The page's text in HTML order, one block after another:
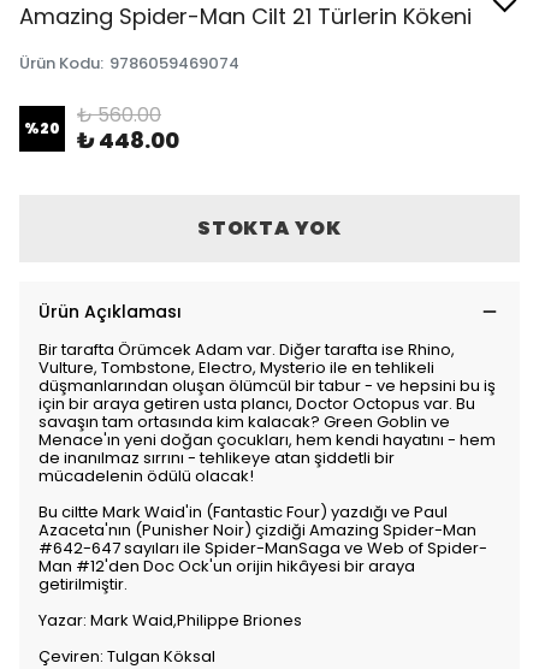
Amazing Spider-Man Cilt 21 Türlerin Kökeni
Ürün Kodu: 9786059469074
%20 ₺ 560.00
₺ 448.00
STOKTA YOK
Ürün Açıklaması
Bir tarafta Örümcek Adam var. Diğer tarafta ise Rhino,
Vulture, Tombstone, Electro, Mysterio ile en tehlikeli
düşmanlarından oluşan ölümcül bir tabur - ve hepsini bu iş
için bir araya getiren usta plancı, Doctor Octopus var. Bu
savaşın tam ortasında kim kalacak? Green Goblin ve
Menace'ın yeni doğan çocukları, hem kendi hayatını - hem
de inanılmaz sırrını - tehlikeye atan şiddetli bir
mücadelenin ödülü olacak!
Bu ciltte Mark Waid'in (Fantastic Four) yazdığı ve Paul
Azaceta'nın (Punisher Noir) çizdiği Amazing Spider-Man
#642-647 sayıları ile Spider-ManSaga ve Web of Spider-
Man #12'den Doc Ock'un orijin hikâyesi bir araya
getirilmiştir.
Yazar: Mark Waid,Philippe Briones
Çeviren: Tulgan Köksal